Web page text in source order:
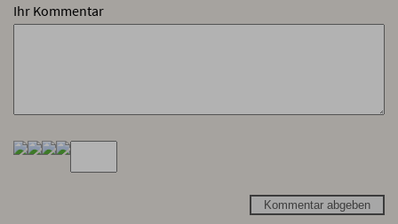
Ihr Kommentar
Kommentar abgeben